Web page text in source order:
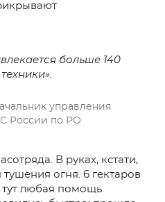
больше 140
управления
России по РО
В руках, кстати,
огня. 6 гектаров
любая помощь